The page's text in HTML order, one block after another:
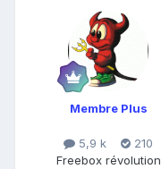
Membre Plus
5,9 k
210
Freebox révolution